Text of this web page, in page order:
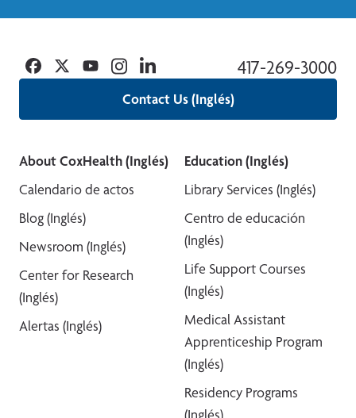
Contact Us (Inglés)
417-269-3000
Facebook
TwitterYouTubeInstagramLinkedin
About CoxHealth (Inglés)
Calendario de actos
Blog (Inglés)
Newsroom (Inglés)
Center for Research
(Inglés)
Alertas (Inglés)
Education (Inglés)
Library Services (Inglés)
Centro de educación
(Inglés)
Life Support Courses
(Inglés)
Medical Assistant
Apprenticeship Program
(Inglés)
Residency Programs
(Inglés)